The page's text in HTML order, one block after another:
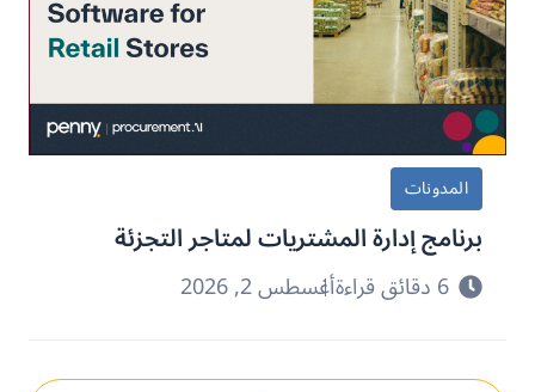
المدونات
برنامج إدارة المشتريات لمتاجر التجزئة
6 دقائق قراءة أغسطس 2, 2026